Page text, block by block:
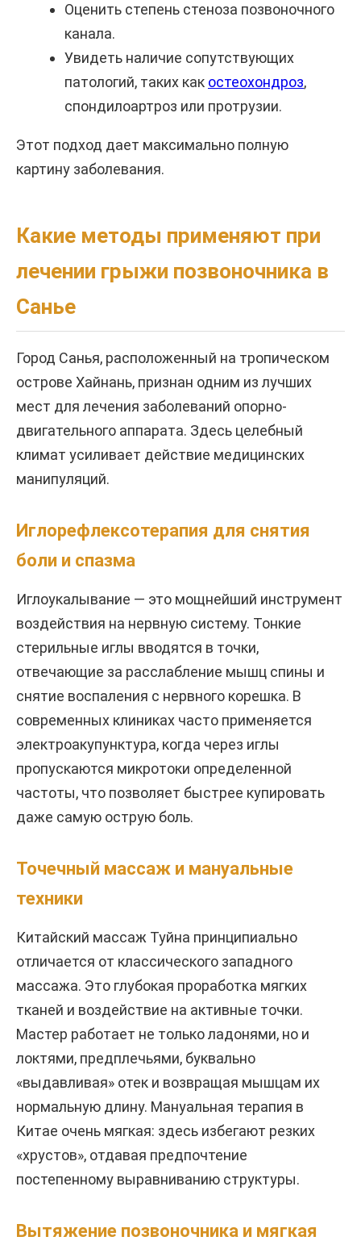
Оценить степень стеноза позвоночного
канала.
Увидеть наличие сопутствующих
патологий, таких как остеохондроз,
спондилоартроз или протрузии.
Этот подход дает максимально полную
картину заболевания.
Какие методы применяют при
лечении грыжи позвоночника в
Санье
Город Санья, расположенный на тропическом
острове Хайнань, признан одним из лучших
мест для лечения заболеваний опорно-
двигательного аппарата. Здесь целебный
климат усиливает действие медицинских
манипуляций.
Иглорефлексотерапия для снятия
боли и спазма
Иглоукалывание — это мощнейший инструмент
воздействия на нервную систему. Тонкие
стерильные иглы вводятся в точки,
отвечающие за расслабление мышц спины и
снятие воспаления с нервного корешка. В
современных клиниках часто применяется
электроакупунктура, когда через иглы
пропускаются микротоки определенной
частоты, что позволяет быстрее купировать
даже самую острую боль.
Точечный массаж и мануальные
техники
Китайский массаж Туйна принципиально
отличается от классического западного
массажа. Это глубокая проработка мягких
тканей и воздействие на активные точки.
Мастер работает не только ладонями, но и
локтями, предплечьями, буквально
«выдавливая» отек и возвращая мышцам их
нормальную длину. Мануальная терапия в
Китае очень мягкая: здесь избегают резких
«хрустов», отдавая предпочтение
постепенному выравниванию структуры.
Вытяжение позвоночника и мягкая